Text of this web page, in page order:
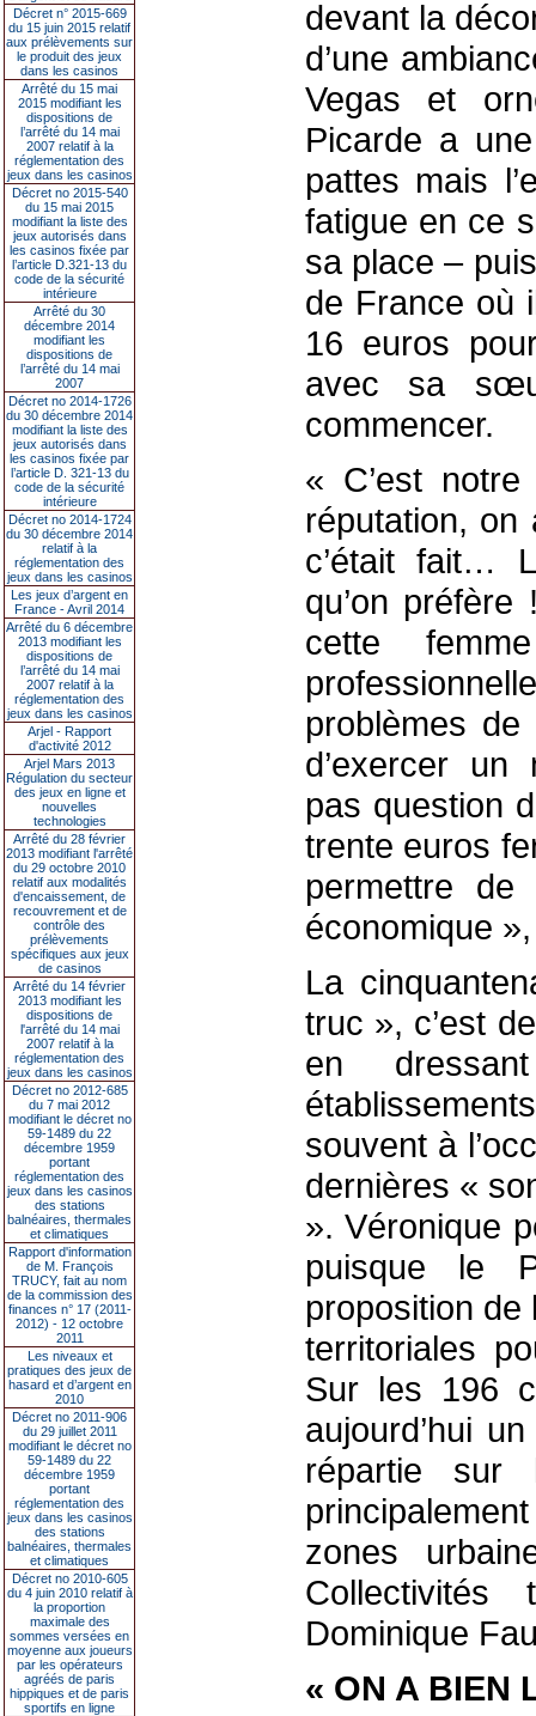
Décret n° 2015-669
du 15 juin 2015 relatif
aux prélèvements sur
le produit des jeux
dans les casinos
Arrêté du 15 mai
2015 modifiant les
dispositions de
l’arrêté du 14 mai
2007 relatif à la
réglementation des
jeux dans les casinos
Décret no 2015-540
du 15 mai 2015
modifiant la liste des
jeux autorisés dans
les casinos fixée par
l’article D.321-13 du
code de la sécurité
intérieure
Arrêté du 30
décembre 2014
modifiant les
dispositions de
l’arrêté du 14 mai
2007
Décret no 2014-1726
du 30 décembre 2014
modifiant la liste des
jeux autorisés dans
les casinos fixée par
l’article D. 321-13 du
code de la sécurité
intérieure
Décret no 2014-1724
du 30 décembre 2014
relatif à la
réglementation des
jeux dans les casinos
Les jeux d’argent en
France - Avril 2014
Arrêté du 6 décembre
2013 modifiant les
dispositions de
l’arrêté du 14 mai
2007 relatif à la
réglementation des
jeux dans les casinos
Arjel - Rapport
d'activité 2012
Arjel Mars 2013
Régulation du secteur
des jeux en ligne et
nouvelles
technologies
Arrêté du 28 février
2013 modifiant l'arrêté
du 29 octobre 2010
relatif aux modalités
d'encaissement, de
recouvrement et de
contrôle des
prélèvements
spécifiques aux jeux
de casinos
Arrêté du 14 février
2013 modifiant les
dispositions de
l'arrêté du 14 mai
2007 relatif à la
réglementation des
jeux dans les casinos
Décret no 2012-685
du 7 mai 2012
modifiant le décret no
59-1489 du 22
décembre 1959
portant
réglementation des
jeux dans les casinos
des stations
balnéaires, thermales
et climatiques
Rapport d'information
de M. François
TRUCY, fait au nom
de la commission des
finances n° 17 (2011-
2012) - 12 octobre
2011
Les niveaux et
pratiques des jeux de
hasard et d’argent en
2010
Décret no 2011-906
du 29 juillet 2011
modifiant le décret no
59-1489 du 22
décembre 1959
portant
réglementation des
jeux dans les casinos
des stations
balnéaires, thermales
et climatiques
Décret no 2010-605
du 4 juin 2010 relatif à
la proportion
maximale des
sommes versées en
moyenne aux joueurs
par les opérateurs
agréés de paris
hippiques et de paris
sportifs en ligne
devant la
d’une
Vegas et
Picarde a
pattes mais
fatigue en ce
sa place –
de France où
16 euros
avec sa
commencer.
« C’est
réputation,
c’était fait…
qu’on préfère
cette
problèmes
d’exercer un
pas question
trente euros
permettre
économique
La
truc », c’est
en
souvent à
dernières «
». Véronique
puisque le
proposition de
territoriales
Sur les 196
aujourd’hui
répartie sur
zones
Dominique
« ON A BIEN